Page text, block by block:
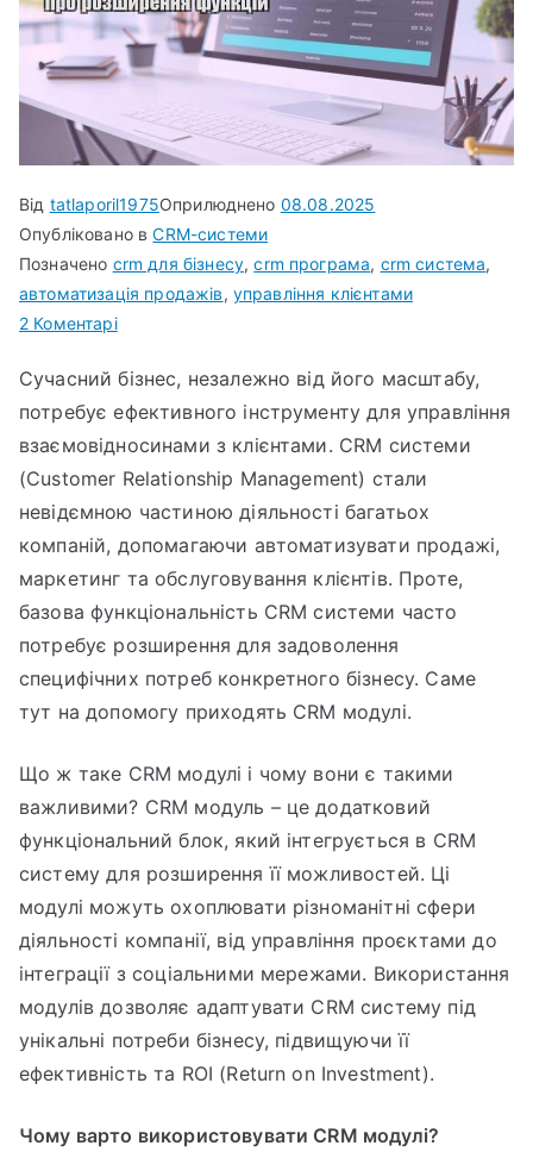
Від tatlaporil1975Оприлюднено 08.08.2025
Опубліковано вCRM-системи
Позначено crm для бізнесу,crm програма, crm система,
автоматизація продажів, управління клієнтами
2 Коментарідо
модулі:
що
потрібно
знати
функцій
Сучасний бізнес, незалежно від його масштабу,
потребує ефективного інструменту для управління
взаємовідносинами з клієнтами. CRM системи
(Customer Relationship Management) стали
невідємною частиною діяльності багатьох
компаній, допомагаючи автоматизувати продажі,
маркетинг та обслуговування клієнтів. Проте,
базова функціональність CRM системи часто
потребує розширення для задоволення
специфічних потреб конкретного бізнесу. Саме
тут на допомогу приходять CRM модулі.
Що ж таке CRM модулі і чому вони є такими
важливими? CRM модуль – це додатковий
функціональний блок, який інтегрується в CRM
систему для розширення її можливостей. Ці
модулі можуть охоплювати різноманітні сфери
діяльності компанії, від управління проєктами до
інтеграції з соціальними мережами. Використання
модулів дозволяє адаптувати CRM систему під
унікальні потреби бізнесу, підвищуючи її
ефективність та ROI (Return on Investment).
Чому варто використовувати CRM модулі?